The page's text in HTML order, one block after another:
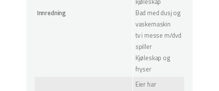
Innredning
Bad med dusj og
vaskemaskin
tv i messe m/dvd
spiller
Kjøleskap og
fryser
Eier har